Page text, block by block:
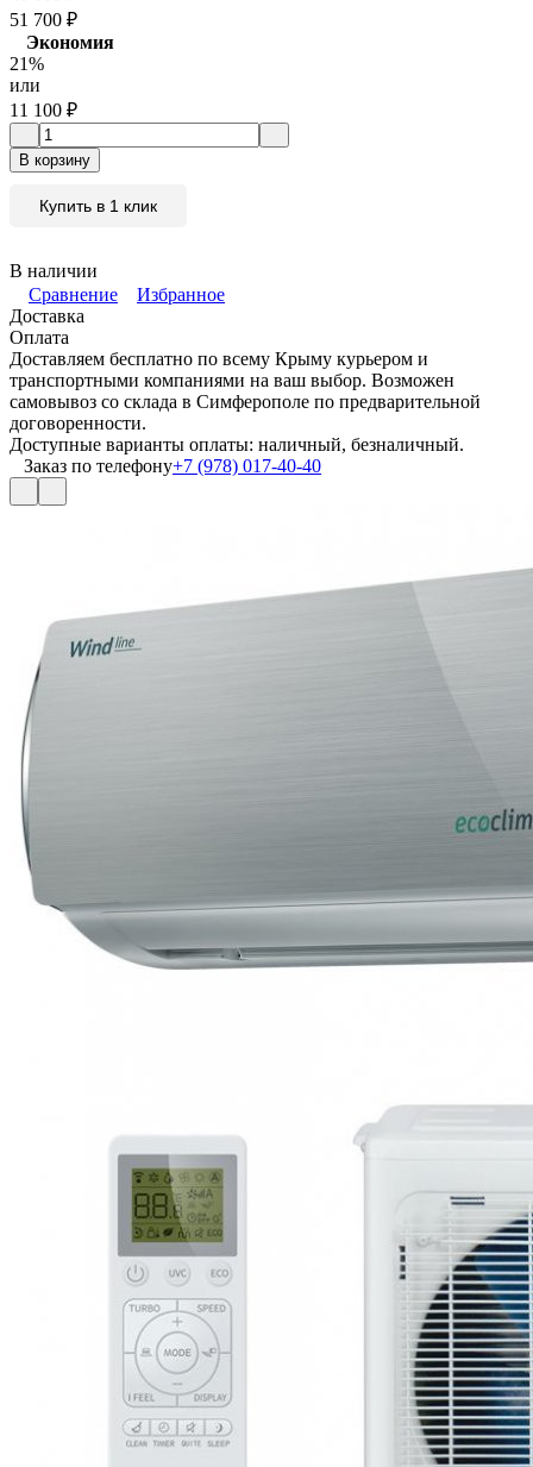
51 700 ₽
Экономия
21%
или
11 100 ₽
В корзину
Купить в 1 клик
В наличии
Сравнение
Избранное
Доставка
Оплата
Доставляем бесплатно по всему Крыму курьером и
транспортными компаниями на ваш выбор. Возможен
самовывоз со склада в Симферополе по предварительной
договоренности.
Доступные варианты оплаты: наличный, безналичный.
Заказ по телефону+7 (978) 017-40-40